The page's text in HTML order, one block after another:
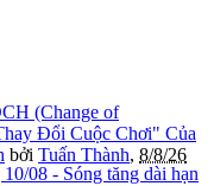
(Change of
Đổi Cuộc Chơi" Của
bởi Tuấn Thành, 8/8/26
08 - Sóng tăng dài hạn